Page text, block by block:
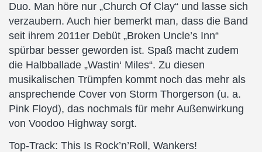
Duo. Man höre nur „Church Of Clay“ und lasse sich
verzaubern. Auch hier bemerkt man, dass die Band
seit ihrem 2011er Debüt „Broken Uncle’s Inn“
spürbar besser geworden ist. Spaß macht zudem
die Halbballade „Wastin‘ Miles“. Zu diesen
musikalischen Trümpfen kommt noch das mehr als
ansprechende Cover von Storm Thorgerson (u. a.
Pink Floyd), das nochmals für mehr Außenwirkung
von Voodoo Highway sorgt.
Top-Track: This Is Rock’n’Roll, Wankers!